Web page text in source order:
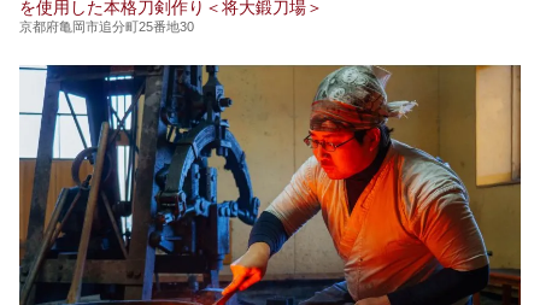
を使用した本格刀剣作り＜将大鍛刀場＞
京都府亀岡市追分町25番地30